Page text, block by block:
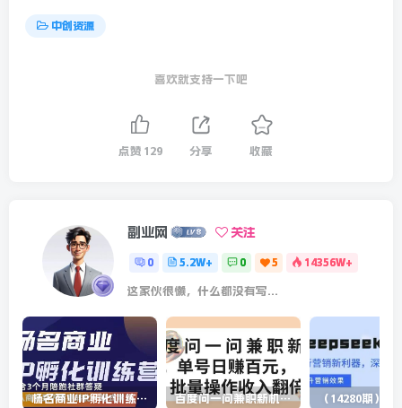
中创资源
喜欢就支持一下吧
点赞 129 分享 收藏
副业网 关注
0 5.2W+ 0 5 14356W+
这家伙很懒，什么都没有写...
杨名商业IP孵化训练营，从商业到内容到转化一站式学 价值5980元 百度问一问兼职新机遇，单号日赚百元，批量操作收入翻倍